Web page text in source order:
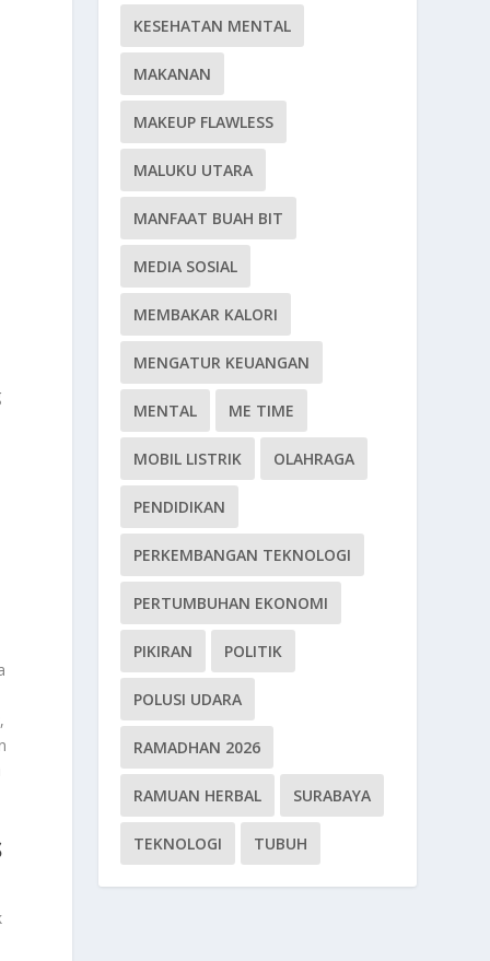
KESEHATAN MENTAL
MAKANAN
MAKEUP FLAWLESS
MALUKU UTARA
MANFAAT BUAH BIT
MEDIA SOSIAL
MEMBAKAR KALORI
MENGATUR KEUANGAN
MENTAL ME TIME
MOBIL LISTRIK OLAHRAGA
PENDIDIKAN
PERKEMBANGAN TEKNOLOGI
PERTUMBUHAN EKONOMI
PIKIRAN POLITIK
POLUSI UDARA
RAMADHAN 2026
RAMUAN HERBAL SURABAYA
TEKNOLOGI TUBUH